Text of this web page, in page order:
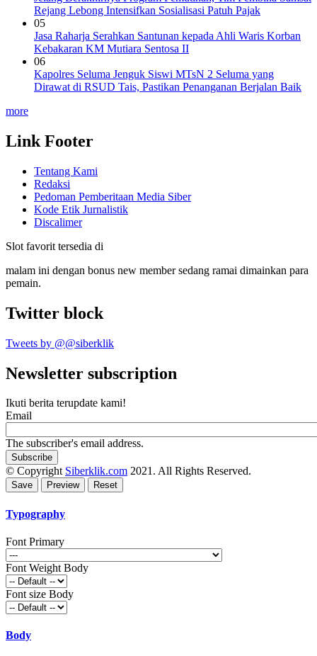
Rejang Lebong Intensifkan Sosialisasi Patuh Pajak
05
Jasa Raharja Serahkan Santunan kepada Ahli Waris Korban
Kebakaran KM Mutiara Sentosa II
06
Kapolres Seluma Jenguk Siswi MTsN 2 Seluma yang
Dirawat di RSUD Tais, Pastikan Penanganan Berjalan Baik
more
Link Footer
Tentang Kami
Redaksi
Pedoman Pemberitaan Media Siber
Kode Etik Jurnalistik
Discalimer
Slot favorit tersedia di
malam ini dengan bonus new member sedang ramai dimainkan para
pemain.
Twitter block
Tweets by @@siberklik
Newsletter subscription
Ikuti berita terupdate kami!
Email
The subscriber's email address.
© Copyright Siberklik.com 2021. All Rights Reserved.
Typography
Font Primary
Font Weight Body
Font size Body
Body